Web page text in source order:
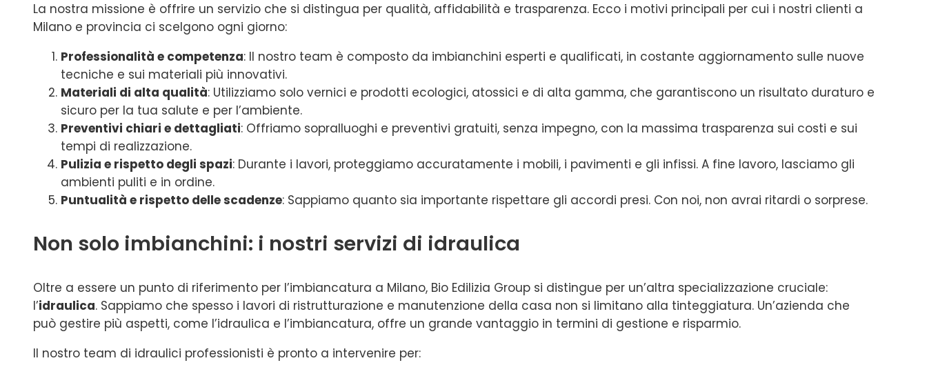
La nostra missione è offrire un servizio che si distingua per qualità, affidabilità e trasparenza. Ecco i motivi principali per cui i nostri clienti a
Milano e provincia ci scelgono ogni giorno:
Professionalità e competenza: Il nostro team è composto da imbianchini esperti e qualificati, in costante aggiornamento sulle nuove
tecniche e sui materiali più innovativi.
Materiali di alta qualità: Utilizziamo solo vernici e prodotti ecologici, atossici e di alta gamma, che garantiscono un risultato duraturo e
sicuro per la tua salute e per l’ambiente.
Preventivi chiari e dettagliati: Offriamo sopralluoghi e preventivi gratuiti, senza impegno, con la massima trasparenza sui costi e sui
tempi di realizzazione.
Pulizia e rispetto degli spazi: Durante i lavori, proteggiamo accuratamente i mobili, i pavimenti e gli infissi. A fine lavoro, lasciamo gli
ambienti puliti e in ordine.
Puntualità e rispetto delle scadenze: Sappiamo quanto sia importante rispettare gli accordi presi. Con noi, non avrai ritardi o sorprese.
Non solo imbianchini: i nostri servizi di idraulica
Oltre a essere un punto di riferimento per l’imbiancatura a Milano, Bio Edilizia Group si distingue per un’altra specializzazione cruciale:
l’idraulica. Sappiamo che spesso i lavori di ristrutturazione e manutenzione della casa non si limitano alla tinteggiatura. Un’azienda che
può gestire più aspetti, come l’idraulica e l’imbiancatura, offre un grande vantaggio in termini di gestione e risparmio.
Il nostro team di idraulici professionisti è pronto a intervenire per: